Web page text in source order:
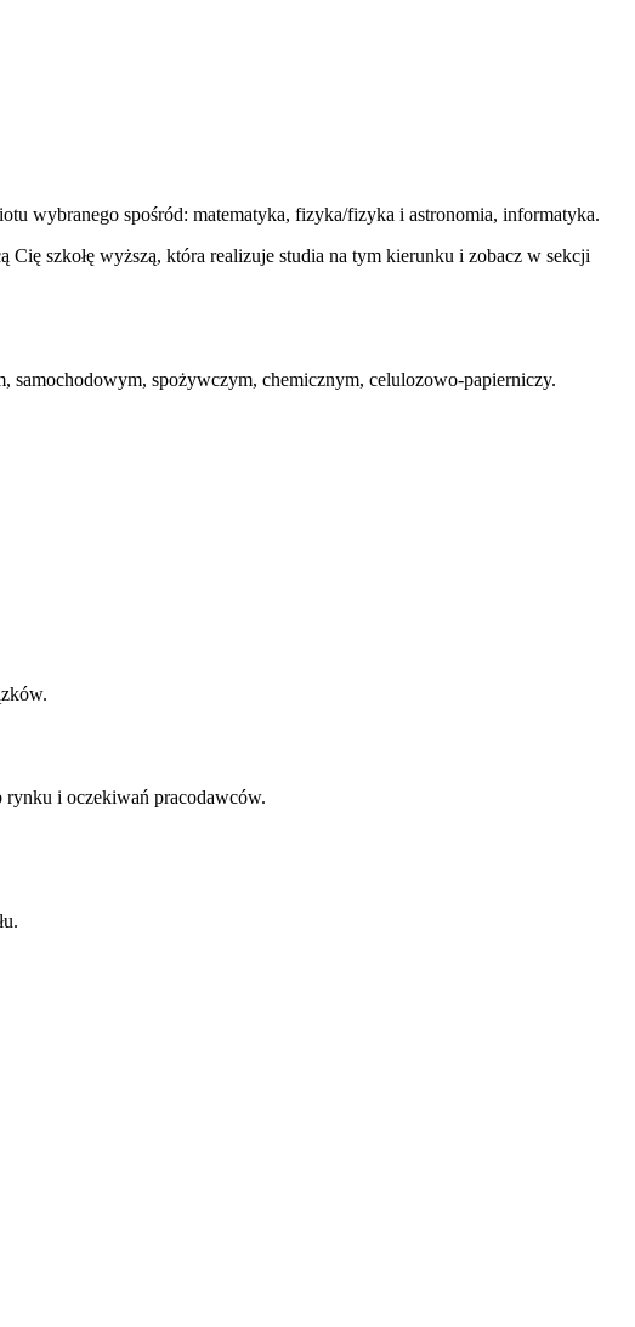
wybranego spośród: matematyka, fizyka/fizyka i astronomia, informatyka.
Cię szkołę wyższą, która realizuje studia na tym kierunku i zobacz w sekcji
samochodowym, spożywczym, chemicznym, celulozowo-papierniczy.
rynku i oczekiwań pracodawców.